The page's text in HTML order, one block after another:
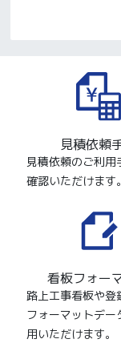
見積依頼
見積依頼のご利用
確認いただけます。
看板フォー
路上工事看板や登
フォーマットデー
用いただけます。